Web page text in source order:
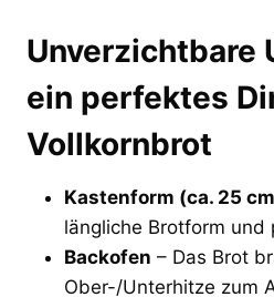
Unverzichtbare
ein perfektes
Vollkornbrot
Kastenform (ca. 25
längliche Brotform und
Backofen – Das Brot
Ober-/Unterhitze zum